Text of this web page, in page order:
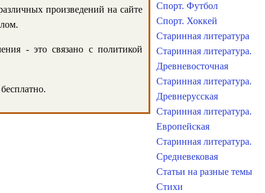
произведений на сайте
- это связано с политикой
Спорт. Футбол
Спорт. Хоккей
Старинная литература
Старинная литература.
Древневосточная
Старинная литература.
Древнерусская
Старинная литература.
Европейская
Старинная литература.
Средневековая
Статьи на разные темы
Стихи